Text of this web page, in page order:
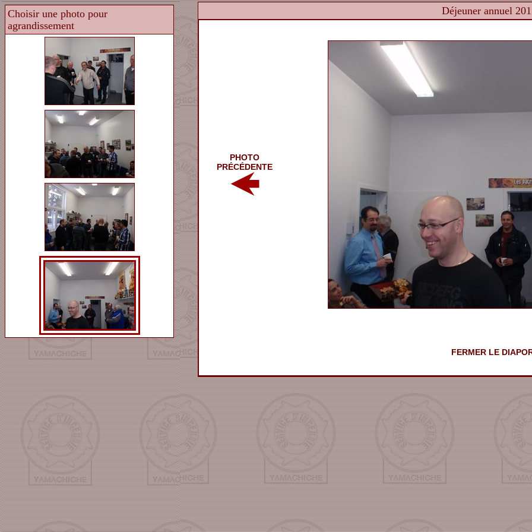
Déjeuner annuel
PHOTO
PRÉCÉDENTE
FERMER LE